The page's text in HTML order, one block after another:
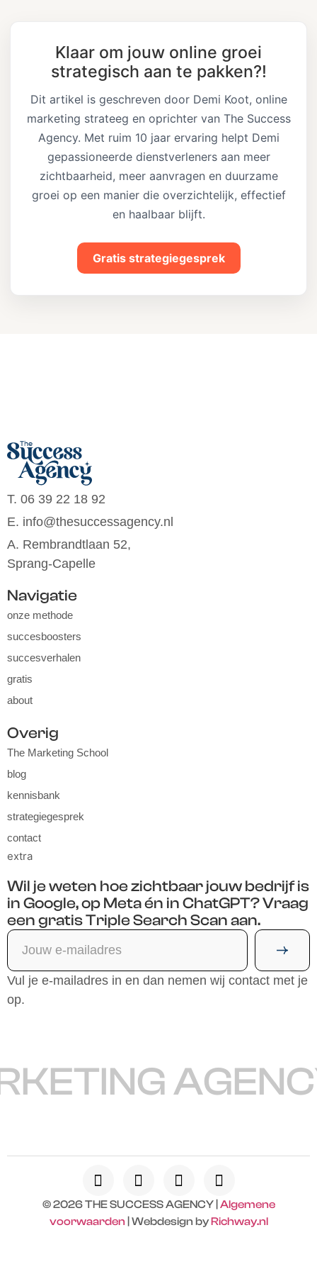
Klaar om jouw online groei
strategisch aan te pakken?!
Dit artikel is geschreven door Demi Koot, online
marketing strateeg en oprichter van The Success
Agency. Met ruim 10 jaar ervaring helpt Demi
gepassioneerde dienstverleners aan meer
zichtbaarheid, meer aanvragen en duurzame
groei op een manier die overzichtelijk, effectief
en haalbaar blijft.
Gratis strategiegesprek
T. 06 39 22 18 92
E. info@thesuccessagency.nl
A. Rembrandtlaan 52,
Sprang-Capelle
Navigatie
onze methode
succesboosters
succesverhalen
gratis
about
Overig
The Marketing School
blog
kennisbank
strategiegesprek
contact
extra
Wil je weten hoe zichtbaar jouw bedrijf is
in Google, op Meta én in ChatGPT? Vraag
een gratis Triple Search Scan aan.
Vul je e-mailadres in en dan nemen wij contact met je
op.
AGENCY
© 2026 THE SUCCESS AGENCY | Algemene
voorwaarden | Webdesign byRichway.nl